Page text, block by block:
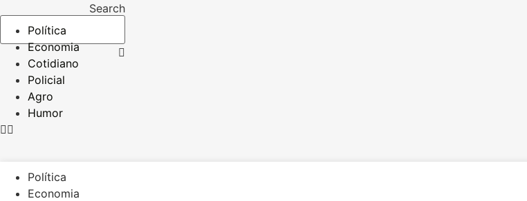
Search
Política
Economia
Cotidiano
Policial
Agro
Humor
Política
Economia